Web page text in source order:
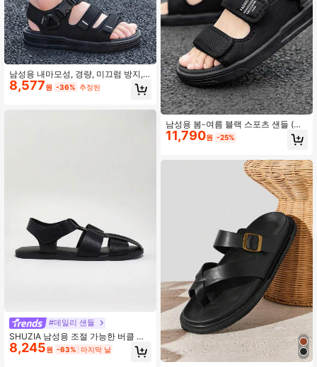
4.90 771K 팔로워
4.90 771K 팔로워
남성용 내마모성, 경량, 미끄럼 방지,
다목적, 통기성, 단순하고 부드러운 밑
창 샌들 여름 비즈니스 및 야외용
8,577원 -36% 추정된
#데일리 샌들
SHUZIA 남성용 조절 가능한 버클 스
트랩 샌들 - 편안한 일상 필수품
8,245원 -63% 마지막 날
남성용 봄-여름 블랙 스포츠 샌들 (발
목 스트랩 포함)
11,790원 -25%